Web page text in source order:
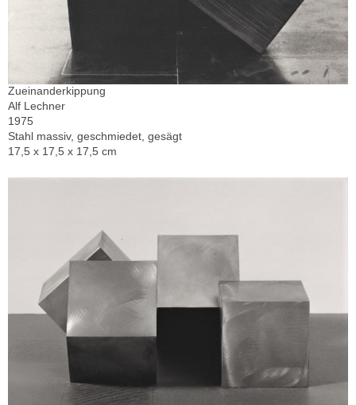
Zueinanderkippung
Alf Lechner
1975
Stahl massiv, geschmiedet, gesägt
17,5 x 17,5 x 17,5 cm